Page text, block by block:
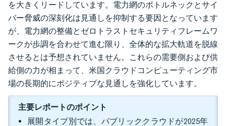
を大きくリードしています。電力網のボトルネックとサイ
バー脅威の深刻化は見通しを抑制する要因となっています
が、電力網の整備とゼロトラストセキュリティフレームワ
ークが歩調を合わせて進む限り、全体的な拡大軌道を脱線
させるとは予想されていません。これらの需要側および供
給側の力が相まって、米国クラウドコンピューティング市
場の長期的にポジティブな見通しを強化しています。
主要レポートのポイント
展開タイプ別では、パブリッククラウドが2025年